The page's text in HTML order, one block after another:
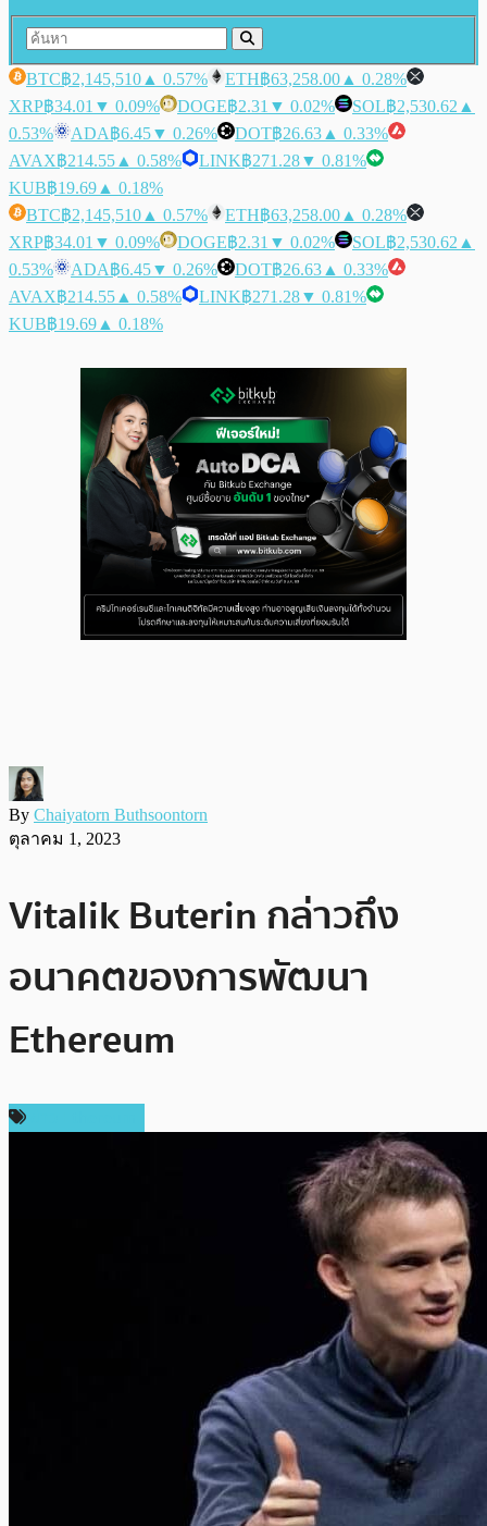
BTC฿2,145,510 ▲ 0.57% ETH฿63,258.00 ▲ 0.28%
XRP฿34.01 ▼ 0.09% DOGE฿2.31 ▼ 0.02% SOL฿2,530.62 ▲
0.53%
ADA฿6.45▼ 0.26% DOT฿26.63 ▲ 0.33%
AVAX฿214.55 ▲ 0.58% LINK฿271.28▼ 0.81%
KUB฿19.69 ▲ 0.18%
BTC฿2,145,510 ▲ 0.57% ETH฿63,258.00 ▲ 0.28%
XRP฿34.01 ▼ 0.09% DOGE฿2.31 ▼ 0.02% SOL฿2,530.62 ▲
0.53%
ADA฿6.45▼ 0.26% DOT฿26.63 ▲ 0.33%
AVAX฿214.55 ▲ 0.58% LINK฿271.28▼ 0.81%
KUB฿19.69 ▲ 0.18%
By Chaiyatorn Buthsoontorn
ตุลาคม 1, 2023
Vitalik Buterin กล่าวถึง
อนาคตของการพัฒนา
Ethereum